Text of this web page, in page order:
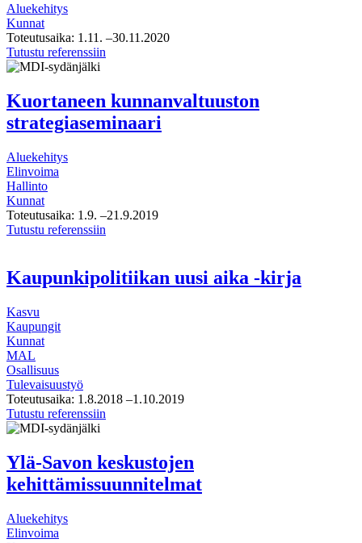
Aluekehitys
Kunnat
Toteutusaika: 1.11. –30.11.2020
Tutustu referenssiin
valtuustowebinaariin
Kuortaneen kunnanvaltuuston
strategiaseminaari
Aluekehitys
Elinvoima
Hallinto
Kunnat
Toteutusaika: 1.9. –21.9.2019
Tutustu referenssiin
Kaupunkipolitiikan uusi aika -kirja
Kasvu
Kaupungit
Kunnat
MAL
Osallisuus
Tulevaisuustyö
Toteutusaika: 1.8.2018 –1.10.2019
Tutustu referenssiin
kirja
Ylä-Savon keskustojen
kehittämissuunnitelmat
Aluekehitys
Elinvoima